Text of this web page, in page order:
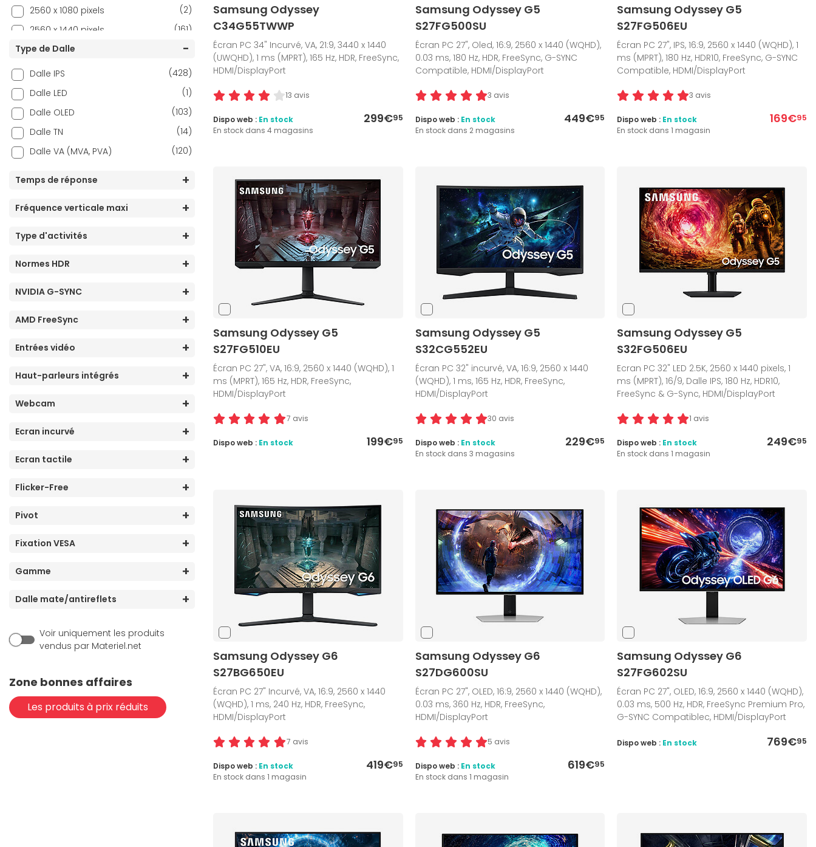
39 pouces
(3)
40 pouces
(4)
43 pouces
(4)
(7)
(11)
(1)
(1)
57 pouces
(1)
2560 x 1080 pixels
(2)
2560 x 1440 pixels
(161)
2560 x 1600 pixels
(1)
3200 x 1800 pixels
(1)
3440 x 1440 pixels
(70)
3840 x 1080 pixels
(1)
3840 x 1600 pixels
(1)
3840 x 2160 pixels
(136)
5120 x 1440 pixels
(15)
5120 x 2160 pixels
(5)
(4)
6144 x 3456 pixels
(2)
Type de Dalle
Dalle IPS
(428)
Dalle LED
(1)
Dalle OLED
(103)
Dalle TN
(14)
Dalle VA (MVA, PVA)
(120)
Temps de réponse
Fréquence verticale maxi
Type d'activités
Normes HDR
NVIDIA G-SYNC
AMD FreeSync
Entrées vidéo
Haut-parleurs intégrés
Webcam
Ecran incurvé
Ecran tactile
Flicker-Free
Pivot
Fixation VESA
Gamme
Dalle mate/antireflets
Voir uniquement les produits
vendus par Materiel.net
Zone bonnes affaires
Les produits à prix réduits
Samsung Odyssey
C34G55TWWP
Écran PC 34" Incurvé, VA, 21:9, 3440 x 1440
(UWQHD), 1 ms (MPRT), 165 Hz, HDR, FreeSync,
HDMI/DisplayPort
13 avis
299€95
Dispo web : En stock
En stock dans 4 magasins
Samsung Odyssey G5
S27FG500SU
Écran PC 27", Oled, 16:9, 2560 x 1440 (WQHD),
0.03 ms, 180 Hz, HDR, FreeSync, G-SYNC
Compatible, HDMI/DisplayPort
3 avis
449€95
Dispo web : En stock
En stock dans 2 magasins
Samsung Odyssey G5
S27FG506EU
Écran PC 27", IPS, 16:9, 2560 x 1440 (WQHD), 1
ms (MPRT), 180 Hz, HDR10, FreeSync, G-SYNC
Compatible, HDMI/DisplayPort
3 avis
169€95
Dispo web : En stock
En stock dans 1 magasin
Samsung Odyssey G5
S27FG510EU
Écran PC 27", VA, 16:9, 2560 x 1440 (WQHD), 1
ms (MPRT), 165 Hz, HDR, FreeSync,
HDMI/DisplayPort
7 avis
199€95
Dispo web : En stock
Samsung Odyssey G5
S32CG552EU
Écran PC 32" incurvé, VA, 16:9, 2560 x 1440
(WQHD), 1 ms, 165 Hz, HDR, FreeSync,
HDMI/DisplayPort
30 avis
229€95
Dispo web : En stock
En stock dans 3 magasins
Samsung Odyssey G5
S32FG506EU
Ecran PC 32" LED 2.5K, 2560 x 1440 pixels, 1
ms (MPRT), 16/9, Dalle IPS, 180 Hz, HDR10,
FreeSync & G-Sync, HDMI/DisplayPort
1 avis
249€95
Dispo web : En stock
En stock dans 1 magasin
Samsung Odyssey G6
S27BG650EU
Écran PC 27" Incurvé, VA, 16:9, 2560 x 1440
(WQHD), 1 ms, 240 Hz, HDR, FreeSync,
HDMI/DisplayPort
7 avis
419€95
Dispo web : En stock
En stock dans 1 magasin
Samsung Odyssey G6
S27DG600SU
Écran PC 27", OLED, 16:9, 2560 x 1440 (WQHD),
0.03 ms, 360 Hz, HDR, FreeSync,
HDMI/DisplayPort
5 avis
619€95
Dispo web : En stock
En stock dans 1 magasin
Samsung Odyssey G6
S27FG602SU
Écran PC 27", OLED, 16:9, 2560 x 1440 (WQHD),
0.03 ms, 500 Hz, HDR, FreeSync Premium Pro,
G-SYNC Compatiblec, HDMI/DisplayPort
769€95
Dispo web : En stock